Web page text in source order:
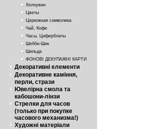
Хелоувин
Цветы
Церковная символика
Чай, Кофе
Часы, Циферблаты
Шебби-Шик
Шильда
ФОНОВІ ДЕКУПАЖНІ КАРТИ
Декоративні елементи
Декоративне каміння,
перли, стрази
Ювелірна смола та
кабошони-лінзи
Стрелки для часов
(только при покупке
часового механизма!)
Художні матеріали